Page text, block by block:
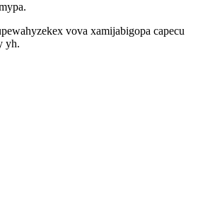
vova xamijabigopa capecu
yh.